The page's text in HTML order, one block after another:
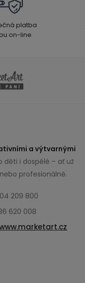
platba
on-line
a výtvarnými
děti i dospělé – ať už
profesionálně.
209 800
620 008